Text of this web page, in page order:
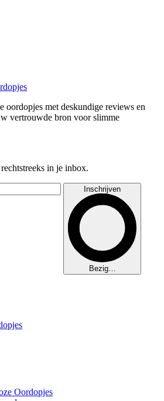
oordopjes met deskundige reviews en
vertrouwde bron voor slimme
in je inbox.
Inschrijven
Bezig…
Oordopjes